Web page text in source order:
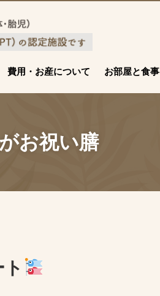
費用・お産について お部屋と食事
お祝い膳